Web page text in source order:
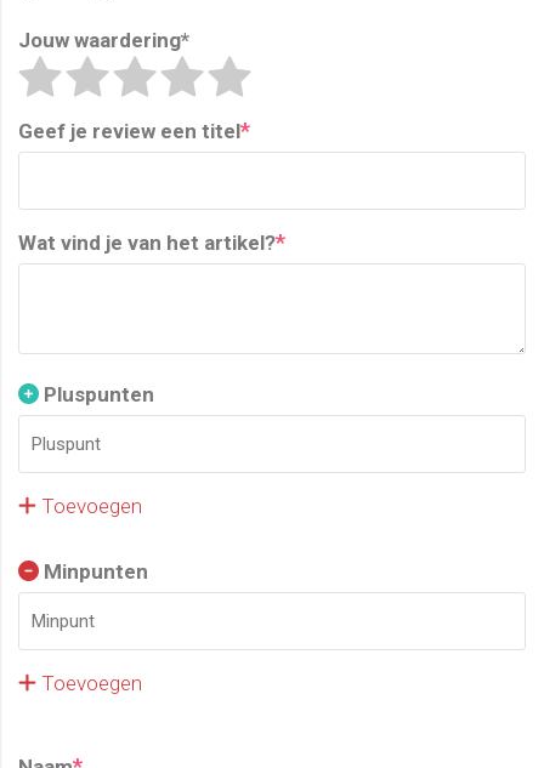
Jouw waardering*
Geef je review een titel*
Wat vind je van het artikel?*
Pluspunten
Toevoegen
Minpunten
Toevoegen